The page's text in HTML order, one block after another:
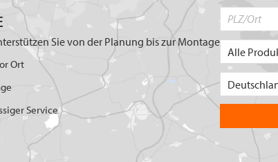
Sie von der Planung bis zur Montage
Ort
Service